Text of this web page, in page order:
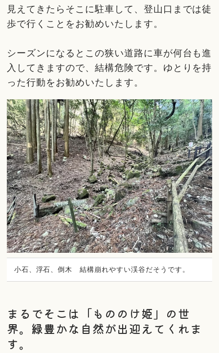
見えてきたらそこに駐車して、登山口までは徒
歩で行くことをお勧めいたします。
シーズンになるとこの狭い道路に車が何台も進
入してきますので、結構危険です。ゆとりを持
った行動をお勧めいたします。
小石、浮石、倒木 結構崩れやすい渓谷だそうです。
まるでそこは「もののけ姫」の世
界。緑豊かな自然が出迎えてくれま
す。